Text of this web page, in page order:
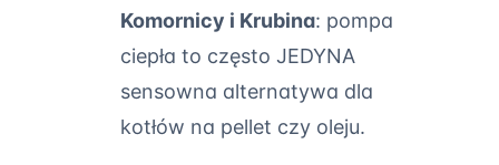
Komornicy i Krubina: pompa
ciepła to często JEDYNA
sensowna alternatywa dla
kotłów na pellet czy oleju.